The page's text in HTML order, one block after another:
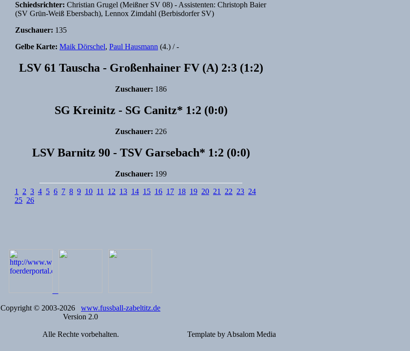
Schiedsrichter: Christian Grugel (Meißner SV 08) - Assistenten: Christoph Baier
(SV Grün-Weiß Ebersbach), Lennox Zimdahl (Berbisdorfer SV)
Zuschauer: 135
Gelbe Karte: Maik Dörschel, Paul Hausmann (4.) / -
LSV 61 Tauscha - Großenhainer FV (A) 2:3 (1:2)
Zuschauer: 186
SG Kreinitz - SG Canitz* 1:2 (0:0)
Zuschauer: 226
LSV Barnitz 90 - TSV Garsebach* 1:2 (0:0)
Zuschauer: 199
1 2 3 4 5 6 7 8 9 10 11 12 13 14 15 16 17 18 19 20 21 22 23 24
25 26
Copyright © 2003-2026 www.fussball-zabeltitz.de
Version 2.0
Alle Rechte vorbehalten. Template by Absalom Media